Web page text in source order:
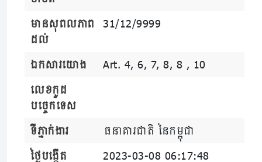
មានសុពលភាព
ដល់
31/12/9999
ឯកសារយោង
Art. 4, 6, 7, 8, 8 , 10
លេខកូដ
បច្ចេកទេស
ទីភ្នាក់ងារ
ធនាគារជាតិ នៃកម្ពុជា
ថ្ងៃបង្កើត
2023-03-08 06:17:48